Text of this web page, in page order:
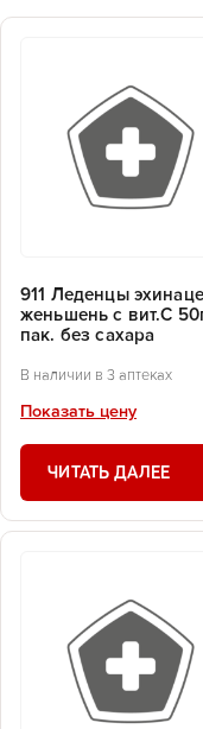
911 Леденцы
женьшень с вит.С
пак. без сахара
В наличии в 3 аптеках
Показать цену
ЧИТАТЬ ДАЛЕЕ